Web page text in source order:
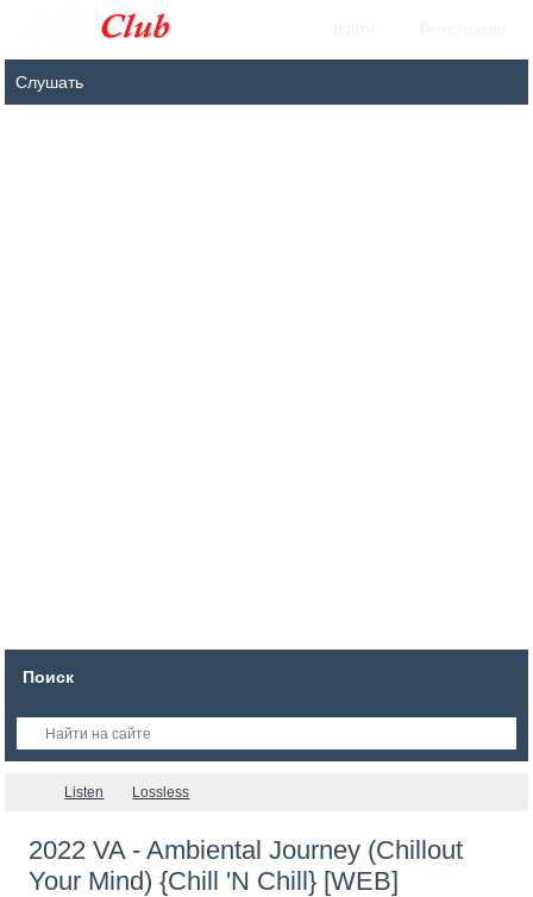
Поиск
Listen Lossless
2022 VA - Ambiental Journey (Chillout
Your Mind) {Chill 'N Chill} [WEB]